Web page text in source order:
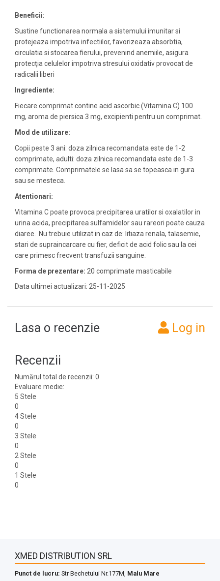
Beneficii:
Sustine functionarea normala a sistemului imunitar si
protejeaza impotriva infectiilor, favorizeaza absorbtia,
circulatia si stocarea fierului, prevenind anemiile, asigura
protecţia celulelor impotriva stresului oxidativ provocat de
radicalii liberi
Ingrediente:
Fiecare comprimat contine acid ascorbic (Vitamina C) 100
mg, aroma de piersica 3 mg, excipienti pentru un comprimat.
Mod de utilizare:
Copii peste 3 ani: doza zilnica recomandata este de 1-2
comprimate, adulti: doza zilnica recomandata este de 1-3
comprimate. Comprimatele se lasa sa se topeasca in gura
sau se mesteca.
Atentionari:
Vitamina C poate provoca precipitarea uratilor si oxalatilor in
urina acida, precipitarea sulfamidelor sau rareori poate cauza
diaree. Nu trebuie utilizat in caz de: litiaza renala, talasemie,
stari de supraincarcare cu fier, deficit de acid folic sau la cei
care primesc frecvent transfuzii sanguine.
Forma de prezentare: 20 comprimate masticabile
Data ultimei actualizari: 25-11-2025
Lasa o recenzie Log in
Recenzii
Numărul total de recenzii: 0
Evaluare medie:
5 Stele
0
4 Stele
0
3 Stele
0
2 Stele
0
1 Stele
0
XMED DISTRIBUTION SRL
Punct de lucru: Str Bechetului Nr.177M, Malu Mare